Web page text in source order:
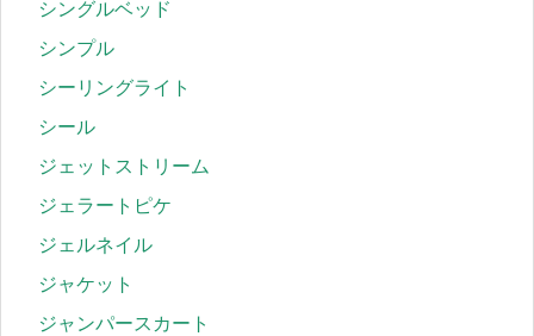
シングルベッド
シンプル
シーリングライト
シール
ジェットストリーム
ジェラートピケ
ジェルネイル
ジャケット
ジャンパースカート